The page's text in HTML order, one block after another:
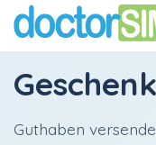
Guthaben